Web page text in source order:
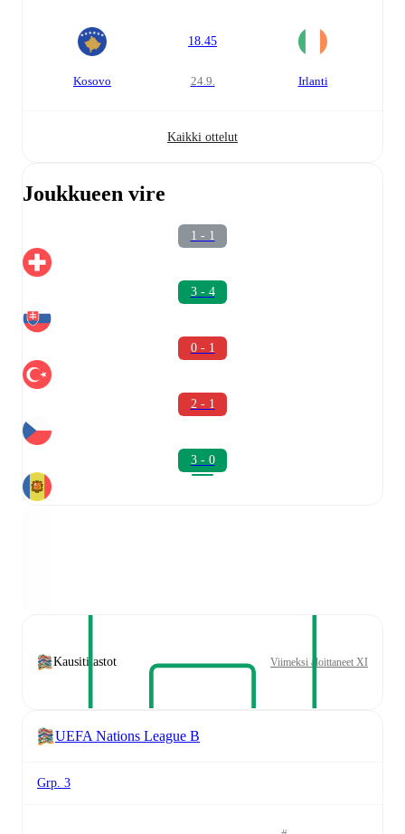
Kosovo
18.45
24.9. Irlanti
Kaikki ottelut
Joukkueen vire
1 - 1
3 - 4
0 - 1
2 - 1
3 - 0
Kausitilastot Viimeksi aloittaneet XI
UEFA Nations League B
Grp. 3